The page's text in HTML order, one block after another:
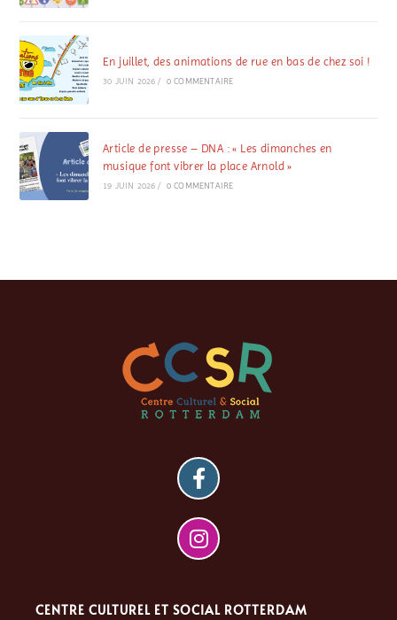
En juillet, des animations de rue en bas de chez soi !
30 JUIN 2026 / 0 COMMENTAIRE
Article de presse – DNA : « Les dimanches en
musique font vibrer la place Arnold »
19 JUIN 2026 / 0 COMMENTAIRE
CENTRE CULTUREL ET SOCIAL ROTTERDAM